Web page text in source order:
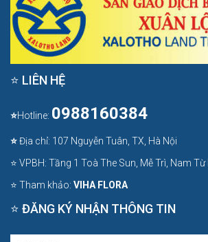
⭐ LIÊN HỆ
⭐Hotline: 0988160384
⭐Địa chỉ: 107 Nguyễn Tuân, TX, Hà Nội
⭐ VPBH: Tầng 1 Toà The Sun, Mễ Trì, Nam Từ
⭐ Tham khảo: VIHA FLORA
⭐ ĐĂNG KÝ NHẬN THÔNG TIN